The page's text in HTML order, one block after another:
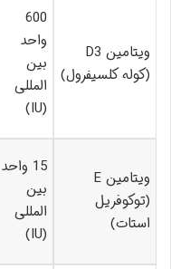
ویتامین D3
(کوله کلسیفرول)
600
واحد
بین
المللی
(IU)
ویتامین E
(توکوفریل
استات)
15 واحد
بین
المللی
(IU)